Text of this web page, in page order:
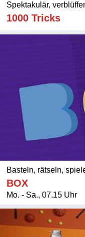
Spektakulär,
1000 Tricks
Basteln, rätseln,
BOX
Mo. - Sa., 07.15 Uhr